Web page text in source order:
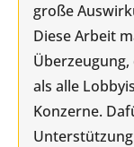
große
Diese Arbeit
als alle
Konzerne.